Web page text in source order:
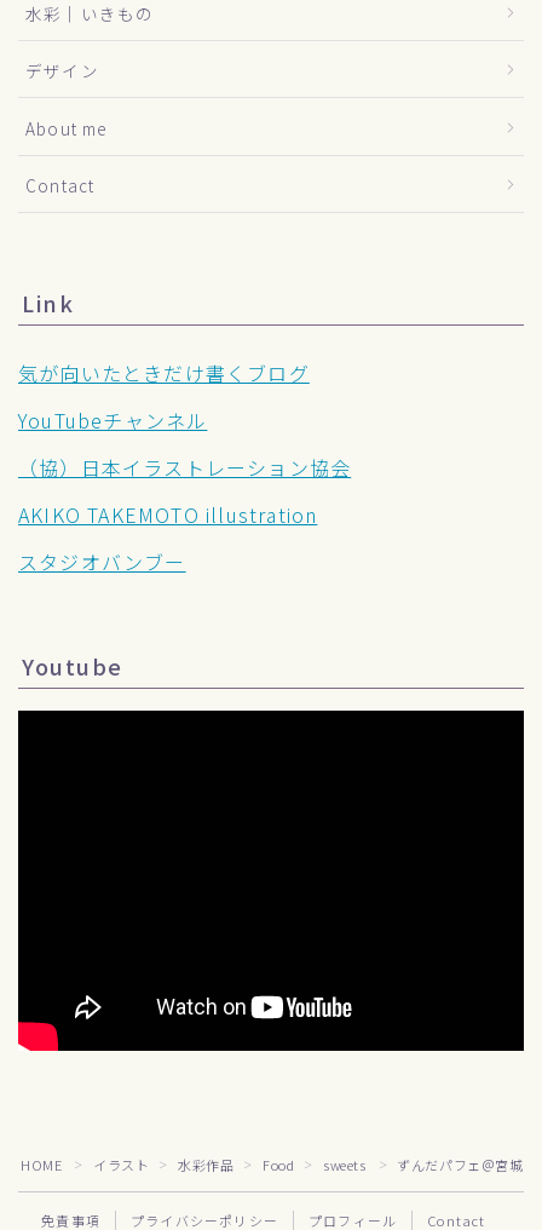
水彩｜いきもの
デザイン
About me
Contact
Link
気が向いたときだけ書くブログ
YouTubeチャンネル
（協）日本イラストレーション協会
AKIKO TAKEMOTO illustration
スタジオバンブー
Youtube
HOME ＞ イラスト ＞ 水彩作品 ＞ Food ＞ sweets ＞ ずんだパフェ＠宮城
免責事項 プライバシーポリシー プロフィール Contact